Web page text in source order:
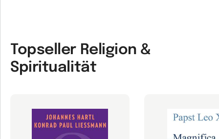
Topseller Religion &
Spiritualität